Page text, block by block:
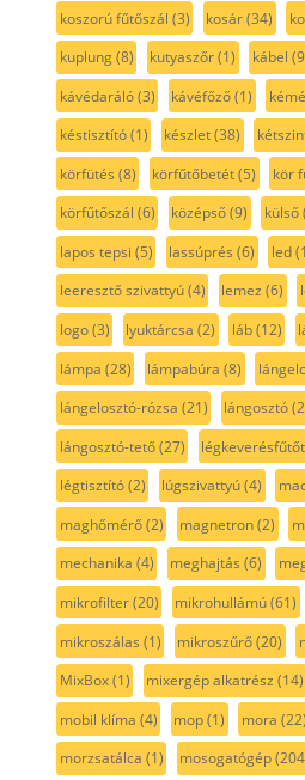
koszorú fűtőszál (3) kosár(34)
kuplung(8) kutyaszőr(1) kábel
kávédaráló(3) kávéfőző(1)
késtisztító(1) készlet(38)
körfütés (8) körfűtőbetét(5) kör
körfűtőszál (6) középső(9) külső
lapos tepsi (5) lassúprés (6) led
leeresztő szivattyú(4) lemez (6)
logo(3) lyuktárcsa (2) láb(12)
lámpa (28) lámpabúra (8)
lángelosztó-rózsa (21) lángosztó
lángosztó-tető(27)
légtisztító(2) lúgszivattyú(4)
maghőmérő(2) magnetron(2)
mechanika (4) meghajtás (6)
mikrofilter(20) mikrohullámú(61)
mikroszálas (1) mikroszűrő(20)
MixBox(1) mixergép alkatrész (14)
mobil klíma (4) mop(1) mora (22)
morzsatálca (1) mosogatógép